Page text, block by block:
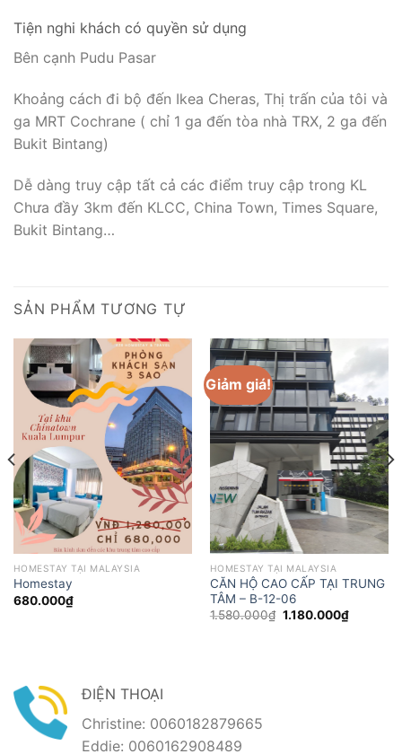
Tiện nghi khách có quyền sử dụng
Bên cạnh Pudu Pasar
Khoảng cách đi bộ đến Ikea Cheras, Thị trấn của tôi và
ga MRT Cochrane ( chỉ 1 ga đến tòa nhà TRX, 2 ga đến
Bukit Bintang)
Dễ dàng truy cập tất cả các điểm truy cập trong KL
Chưa đầy 3km đến KLCC, China Town, Times Square,
Bukit Bintang…
SẢN PHẨM TƯƠNG TỰ
HOMESTAY TẠI MALAYSIA
Homestay
680.000₫
Giảm giá!
HOMESTAY TẠI MALAYSIA
CĂN HỘ CAO CẤP TẠI TRUNG
TÂM – B-12-06
1.580.000₫ Giá
1.180.000₫Giá
hiện
ĐIỆN THOẠI
Christine: 0060182879665
Eddie: 0060162908489